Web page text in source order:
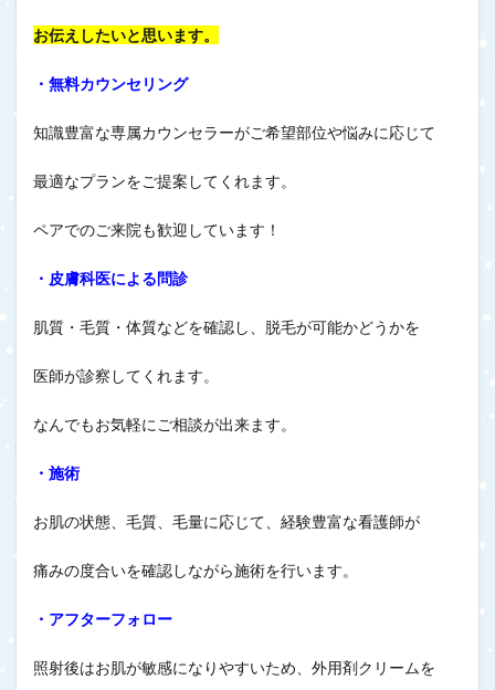
お伝えしたいと思います。
・無料カウンセリング
知識豊富な専属カウンセラーがご希望部位や悩みに応じて
最適なプランをご提案してくれます。
ペアでのご来院も歓迎しています！
・皮膚科医による問診
肌質・毛質・体質などを確認し、脱毛が可能かどうかを
医師が診察してくれます。
なんでもお気軽にご相談が出来ます。
・施術
お肌の状態、毛質、毛量に応じて、経験豊富な看護師が
痛みの度合いを確認しながら施術を行います。
・アフターフォロー
照射後はお肌が敏感になりやすいため、外用剤クリームを